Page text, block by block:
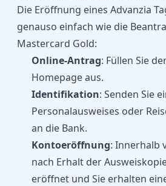
Die Eröffnung eines Advanzia
genauso einfach wie die
Mastercard Gold:
Online-Antrag: Füllen Sie
Homepage aus.
Identifikation: Senden Sie
Personalausweises oder
an die Bank.
Kontoeröffnung: Innerhalb
nach Erhalt der
eröffnet und Sie erhalten